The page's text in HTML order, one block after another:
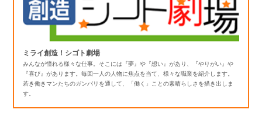
ミライ創造！シゴト劇場
みんなが憧れる様々な仕事。そこには『夢』や『想い』があり、『やりがい』や
『喜び』があります。毎回一人の人物に焦点を当て、様々な職業を紹介します。
若き働きマンたちのガンバリを通して、「働く」ことの素晴らしさを描き出しま
す。